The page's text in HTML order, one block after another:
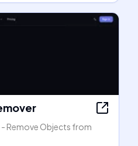
Remove Objects from